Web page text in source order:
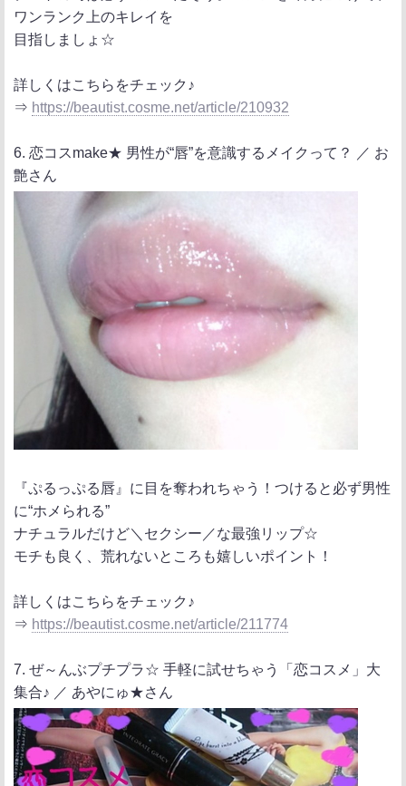
ワンランク上のキレイを
目指しましょ☆
詳しくはこちらをチェック♪
⇒ https://beautist.cosme.net/article/210932
6. 恋コスmake★ 男性が“唇”を意識するメイクって？ ／ お
艶さん
『ぷるっぷる唇』に目を奪われちゃう！つけると必ず男性
に“ホメられる”
ナチュラルだけど＼セクシー／な最強リップ☆
モチも良く、荒れないところも嬉しいポイント！
詳しくはこちらをチェック♪
⇒ https://beautist.cosme.net/article/211774
7. ぜ～んぶプチプラ☆ 手軽に試せちゃう「恋コスメ」大
集合♪ ／ あやにゅ★さん